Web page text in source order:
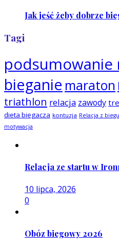
Jak jeść żeby dobrze
Tagi
podsumowanie
bieganie maraton
triathlon relacja zawody
dieta biegacza kontuzja Relacja z biegu
motywacja
Relacja ze startu w
10 lipca, 2026
0
Obóz biegowy 2026